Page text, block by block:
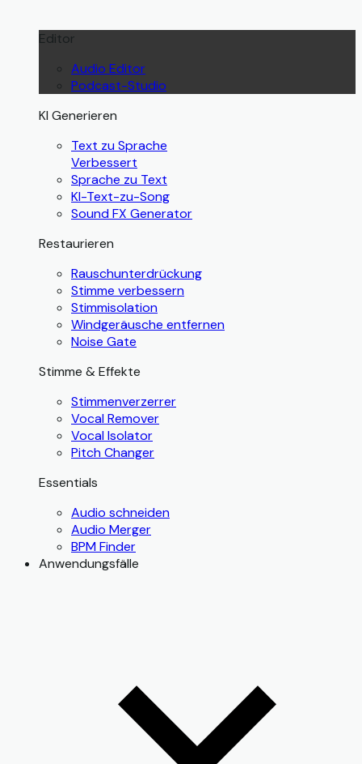
Editor
Audio Editor
Podcast-Studio
KI Generieren
Text zu Sprache
Verbessert
Sprache zu Text
KI-Text-zu-Song
Sound FX Generator
Restaurieren
Rauschunterdrückung
Stimme verbessern
Stimmisolation
Windgeräusche entfernen
Noise Gate
Stimme & Effekte
Stimmenverzerrer
Vocal Remover
Vocal Isolator
Pitch Changer
Essentials
Audio schneiden
Audio Merger
BPM Finder
Anwendungsfälle